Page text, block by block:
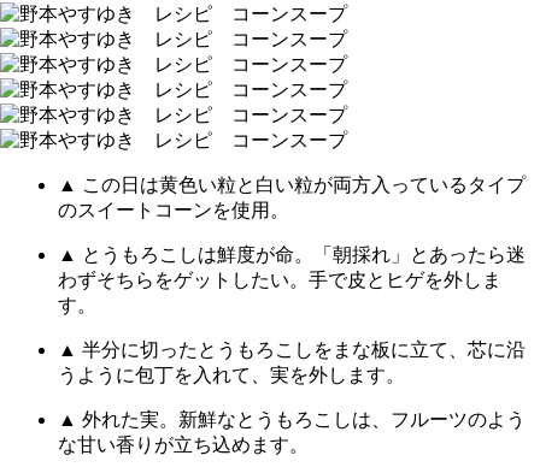
▲ この日は黄色い粒と白い粒が両方入っているタイプ
のスイートコーンを使用。
▲ とうもろこしは鮮度が命。「朝採れ」とあったら迷
わずそちらをゲットしたい。手で皮とヒゲを外しま
す。
▲ 半分に切ったとうもろこしをまな板に立て、芯に沿
うように包丁を入れて、実を外します。
▲ 外れた実。新鮮なとうもろこしは、フルーツのよう
な甘い香りが立ち込めます。